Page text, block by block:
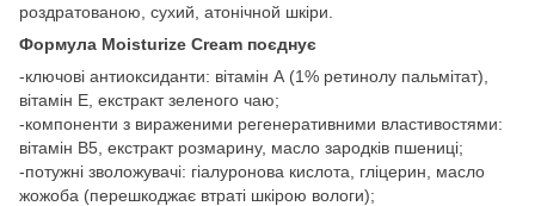
роздратованою, сухий, атонічной шкіри.
Формула Moisturize Cream поєднує
-ключові антиоксиданти: вітамін А (1% ретинолу пальмітат),
вітамін Е, екстракт зеленого чаю;
-компоненти з вираженими регенеративними властивостями:
вітамін В5, екстракт розмарину, масло зародків пшениці;
-потужні зволожувачі: гіалуронова кислота, гліцерин, масло
жожоба (перешкоджає втраті шкірою вологи);